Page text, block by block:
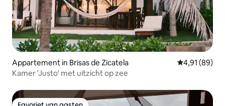
Appartement in Brisas de Zicatela Gemiddelde
4,91 (89)
Kamer 'Justo' met uitzicht op zee